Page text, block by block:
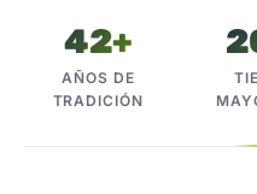
42+
AÑOS DE
TRADICIÓN